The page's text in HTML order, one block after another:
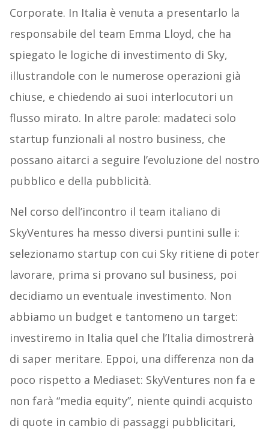
Corporate. In Italia è venuta a presentarlo la
responsabile del team Emma Lloyd, che ha
spiegato le logiche di investimento di Sky,
illustrandole con le numerose operazioni già
chiuse, e chiedendo ai suoi interlocutori un
flusso mirato. In altre parole: madateci solo
startup funzionali al nostro business, che
possano aitarci a seguire l’evoluzione del nostro
pubblico e della pubblicità.
Nel corso dell’incontro il team italiano di
SkyVentures ha messo diversi puntini sulle i:
selezionamo startup con cui Sky ritiene di poter
lavorare, prima si provano sul business, poi
decidiamo un eventuale investimento. Non
abbiamo un budget e tantomeno un target:
investiremo in Italia quel che l’Italia dimostrerà
di saper meritare. Eppoi, una differenza non da
poco rispetto a Mediaset: SkyVentures non fa e
non farà “media equity”, niente quindi acquisto
di quote in cambio di passaggi pubblicitari,